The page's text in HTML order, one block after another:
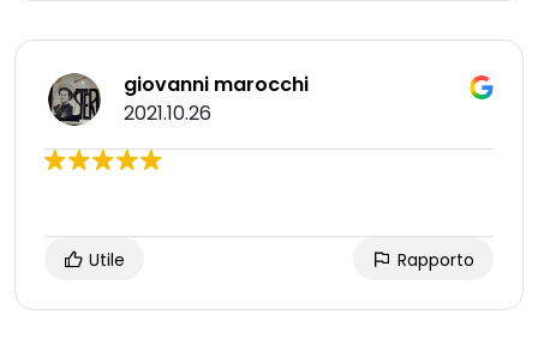
giovanni marocchi
2021.10.26
Utile Rapporto